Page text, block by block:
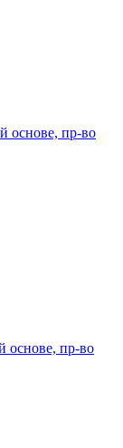
основе, пр-во
основе, пр-во